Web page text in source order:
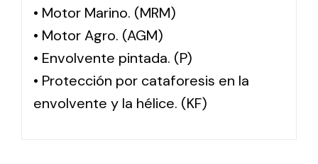
• Motor Marino. (MRM)
• Motor Agro. (AGM)
• Envolvente pintada. (P)
• Protección por cataforesis en la
envolvente y la hélice. (KF)